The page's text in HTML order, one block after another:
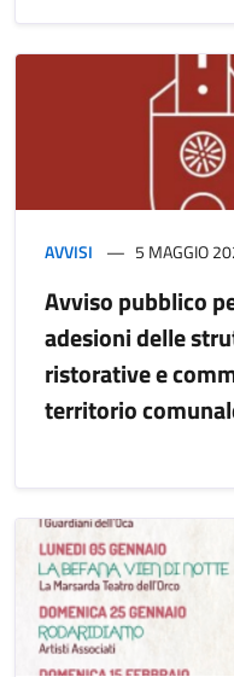
AVVISI 5 MAGGIO
Avviso pubblico
adesioni delle
ristorative e
territorio